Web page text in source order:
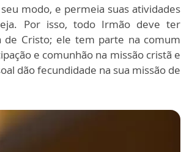
modo, e permeia suas atividades
Por isso, todo Irmão deve ter
de Cristo; ele tem parte na comum
e comunhão na missão cristã e
dão fecundidade na sua missão de